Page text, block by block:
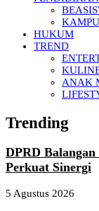
HUKUM
TREND
ANAK
Trending
DPRD
Perkuat Sinergi
5 Agustus 2026